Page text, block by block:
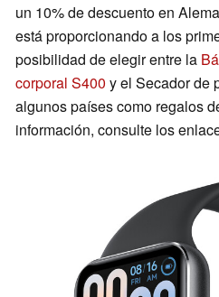
un 10% de descuento en
está proporcionando a los
posibilidad de elegir entre la
corporal S400 y el Secador de
algunos países como regalos
información, consulte los